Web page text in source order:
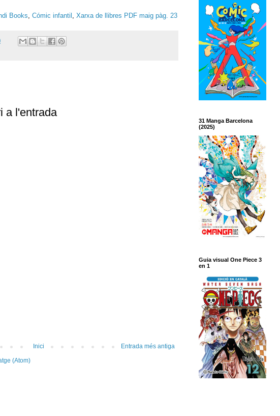
Books, Cómic infantil , Xarxa de llibres PDF maig pàg. 23
a l'entrada
Entrada més antiga
Inici
(Atom)
31 Manga Barcelona
(2025)
Guia visual One Piece 3
en 1